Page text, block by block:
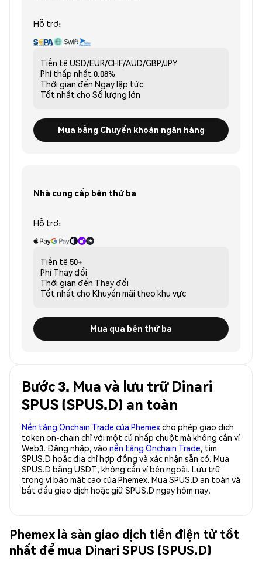
Hỗ trợ:
Tiền tệ USD/EUR/CHF/AUD/GBP/JPY
Phí thấp nhất 0.08%
Thời gian đến Ngay lập tức
Tốt nhất cho Số lượng lớn
Mua bằng Chuyển khoản ngân hàng
Nhà cung cấp bên thứ ba
Hỗ trợ:
Tiền tệ 50+
Phí Thay đổi
Thời gian đến Thay đổi
Tốt nhất cho Khuyến mãi theo khu vực
Mua qua bên thứ ba
Bước 3. Mua và lưu trữ Dinari
SPUS (SPUS.D) an toàn
Nền tảng Onchain Trade của Phemexcho phép giao dịch
token on-chain chỉ với một cú nhấp chuột mà không cần ví
Web3. Đăng nhập, vào nền tảng Onchain Trade, tìm
SPUS.D hoặc địa chỉ hợp đồng và xác nhận sẵn có. Mua
SPUS.D bằng USDT, không cần ví bên ngoài. Lưu trữ
trong ví bảo mật cao của Phemex. Mua SPUS.D an toàn và
bắt đầu giao dịch hoặc giữ SPUS.D ngay hôm nay.
Phemex là sàn giao dịch tiền điện tử tốt
nhất để mua Dinari SPUS (SPUS.D)